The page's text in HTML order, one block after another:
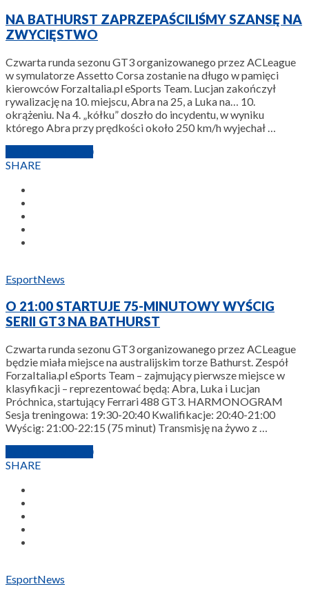
NA BATHURST ZAPRZEPAŚCILIŚMY SZANSĘ NA
ZWYCIĘSTWO
Czwarta runda sezonu GT3 organizowanego przez ACLeague
w symulatorze Assetto Corsa zostanie na długo w pamięci
kierowców ForzaItalia.pl eSports Team. Lucjan zakończył
rywalizację na 10. miejscu, Abra na 25, a Luka na… 10.
okrążeniu. Na 4. „kółku” doszło do incydentu, w wyniku
którego Abra przy prędkości około 250 km/h wyjechał …
SHARE
EsportNews
O 21:00 STARTUJE 75-MINUTOWY WYŚCIG
SERII GT3 NA BATHURST
Czwarta runda sezonu GT3 organizowanego przez ACLeague
będzie miała miejsce na australijskim torze Bathurst. Zespół
ForzaItalia.pl eSports Team – zajmujący pierwsze miejsce w
klasyfikacji – reprezentować będą: Abra, Luka i Lucjan
Próchnica, startujący Ferrari 488 GT3. HARMONOGRAM
Sesja treningowa: 19:30-20:40 Kwalifikacje: 20:40-21:00
Wyścig: 21:00-22:15 (75 minut) Transmisję na żywo z …
SHARE
EsportNews